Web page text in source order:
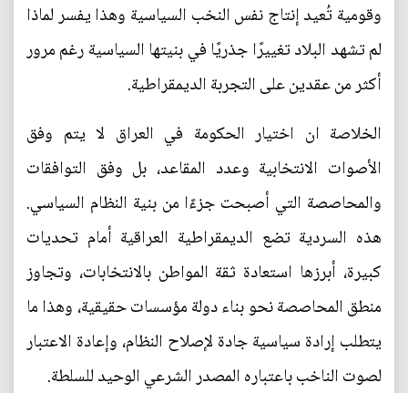
وقومية تُعيد إنتاج نفس النخب السياسية وهذا يفسر لماذا
لم تشهد البلاد تغييرًا جذريًا في بنيتها السياسية رغم مرور
أكثر من عقدين على التجربة الديمقراطية.
الخلاصة ان اختيار الحكومة في العراق لا يتم وفق
الأصوات الانتخابية وعدد المقاعد، بل وفق التوافقات
والمحاصصة التي أصبحت جزءًا من بنية النظام السياسي.
هذه السردية تضع الديمقراطية العراقية أمام تحديات
كبيرة، أبرزها استعادة ثقة المواطن بالانتخابات، وتجاوز
منطق المحاصصة نحو بناء دولة مؤسسات حقيقية، وهذا ما
يتطلب إرادة سياسية جادة لإصلاح النظام، وإعادة الاعتبار
لصوت الناخب باعتباره المصدر الشرعي الوحيد للسلطة.